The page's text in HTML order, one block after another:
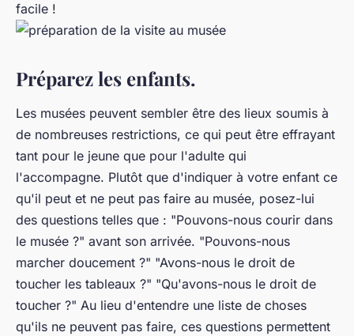
facile !
Préparez les enfants.
Les musées peuvent sembler être des lieux soumis à
de nombreuses restrictions, ce qui peut être effrayant
tant pour le jeune que pour l'adulte qui
l'accompagne. Plutôt que d'indiquer à votre enfant ce
qu'il peut et ne peut pas faire au musée, posez-lui
des questions telles que : "Pouvons-nous courir dans
le musée ?" avant son arrivée. "Pouvons-nous
marcher doucement ?" "Avons-nous le droit de
toucher les tableaux ?" "Qu'avons-nous le droit de
toucher ?" Au lieu d'entendre une liste de choses
qu'ils ne peuvent pas faire, ces questions permettent